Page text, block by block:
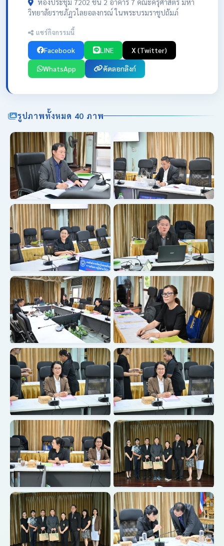
วิทยาลัยราชภัฏวไลยอลงกรณ์ ในพระบรมราชูปถัมภ์
แชร์กิจกรรมนี้
Facebook LINE X (Twitter)
WhatsApp คัดลอกลิงก์
รูปภาพทั้งหมด 40 ภาพ